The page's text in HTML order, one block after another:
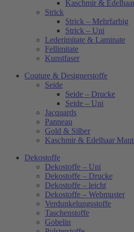
Kaschmir &
Strick
Strick – Mehrfarbig
Strick – Uni
Lederimitate & Laminate
Fellimitate
Kunstfaser
Couture & Designerstoffe
Seide
Seide – Drucke
Seide – Uni
Jacquards
Panneau
Gold & Silber
Kaschmir & Edelhaar
Dekostoffe
Dekostoffe – Uni
Dekostoffe – Drucke
Dekostoffe – leicht
Dekostoffe – Webmuster
Verdunkelungsstoffe
Taschenstoffe
Gobelin